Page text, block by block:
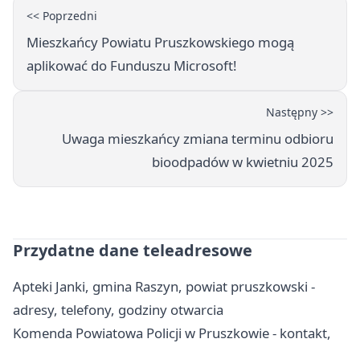
<< Poprzedni
Mieszkańcy Powiatu Pruszkowskiego mogą
aplikować do Funduszu Microsoft!
Następny >>
Uwaga mieszkańcy zmiana terminu odbioru
bioodpadów w kwietniu 2025
Przydatne dane teleadresowe
Apteki Janki, gmina Raszyn, powiat pruszkowski -
adresy, telefony, godziny otwarcia
Komenda Powiatowa Policji w Pruszkowie - kontakt,